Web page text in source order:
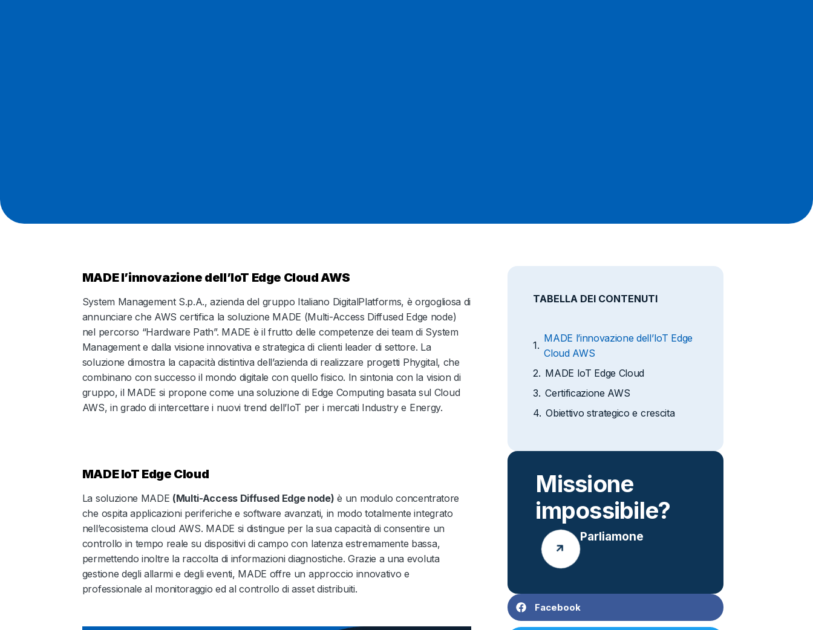
MADE l’innovazione dell’IoT Edge Cloud AWS
System Management S.p.A., azienda del gruppo Italiano DigitalPlatforms, è orgogliosa di
annunciare che AWS certifica la soluzione MADE (Multi-Access Diffused Edge node)
nel percorso “Hardware Path”. MADE è il frutto delle competenze dei team di System
Management e dalla visione innovativa e strategica di clienti leader di settore. La
soluzione dimostra la capacità distintiva dell’azienda di realizzare progetti Phygital, che
combinano con successo il mondo digitale con quello fisico. In sintonia con la vision di
gruppo, il MADE si propone come una soluzione di Edge Computing basata sul Cloud
AWS, in grado di intercettare i nuovi trend dell’IoT per i mercati Industry e Energy.
MADE IoT Edge Cloud
La soluzione MADE (Multi-Access Diffused Edge node) è un modulo concentratore
che ospita applicazioni periferiche e software avanzati, in modo totalmente integrato
nell’ecosistema cloud AWS. MADE si distingue per la sua capacità di consentire un
controllo in tempo reale su dispositivi di campo con latenza estremamente bassa,
permettendo inoltre la raccolta di informazioni diagnostiche. Grazie a una evoluta
gestione degli allarmi e degli eventi, MADE offre un approccio innovativo e
professionale al monitoraggio ed al controllo di asset distribuiti.
TABELLA DEI CONTENUTI
MADE l’innovazione dell’IoT Edge
Cloud AWS
MADE IoT Edge Cloud
Certificazione AWS
Obiettivo strategico e crescita
Missione
impossibile?
Parliamone
Facebook